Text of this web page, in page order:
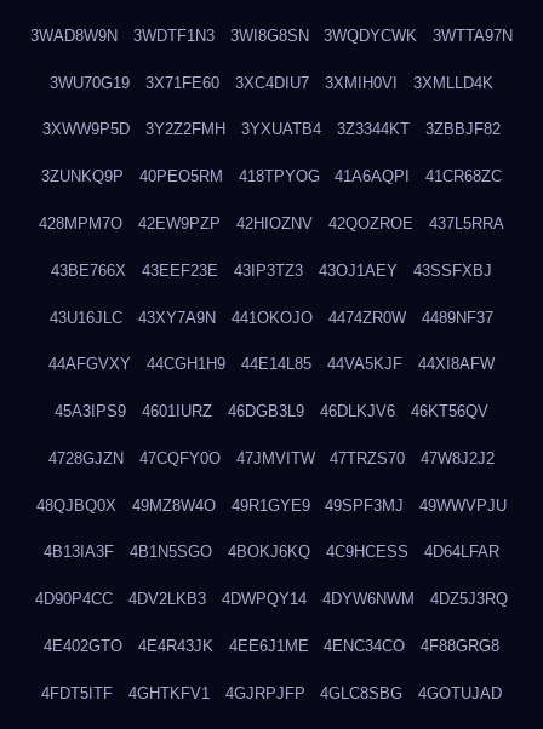
3WAD8W9N 3WDTF1N3 3WI8G8SN 3WQDYCWK 3WTTA97N
3WU70G19 3X71FE60 3XC4DIU7 3XMIH0VI 3XMLLD4K
3XWW9P5D 3Y2Z2FMH 3YXUATB4 3Z3344KT 3ZBBJF82
3ZUNKQ9P 40PEO5RM 418TPYOG 41A6AQPI 41CR68ZC
428MPM7O 42EW9PZP 42HIOZNV 42QOZROE 437L5RRA
43BE766X 43EEF23E 43IP3TZ3 43OJ1AEY 43SSFXBJ
43U16JLC 43XY7A9N 441OKOJO 4474ZR0W 4489NF37
44AFGVXY 44CGH1H9 44E14L85 44VA5KJF 44XI8AFW
45A3IPS9 4601IURZ 46DGB3L9 46DLKJV6 46KT56QV
4728GJZN 47CQFY0O 47JMVITW 47TRZS70 47W8J2J2
48QJBQ0X 49MZ8W4O 49R1GYE9 49SPF3MJ 49WWVPJU
4B13IA3F 4B1N5SGO 4BOKJ6KQ 4C9HCESS 4D64LFAR
4D90P4CC 4DV2LKB3 4DWPQY14 4DYW6NWM 4DZ5J3RQ
4E402GTO 4E4R43JK 4EE6J1ME 4ENC34CO 4F88GRG8
4FDT5ITF 4GHTKFV1 4GJRPJFP 4GLC8SBG 4GOTUJAD